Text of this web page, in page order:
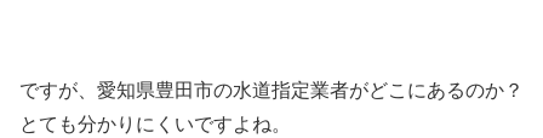
ですが、愛知県豊田市の水道指定業者がどこにあるのか？
とても分かりにくいですよね。